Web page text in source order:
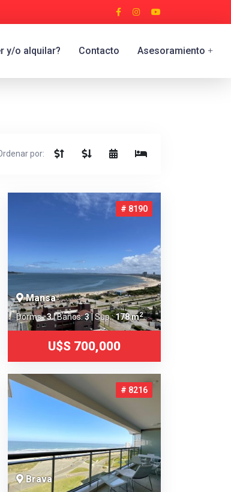
y/o alquilar? Contacto Asesoramiento +
por:
# 8190
Mansa
Dorms.:3| Baños:3| Sup.:178 m2
U$S 700,000
# 8216
Brava